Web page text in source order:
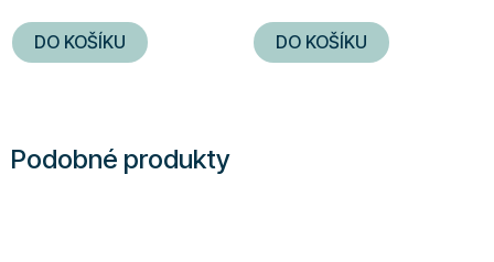
DO KOŠÍKU DO KOŠÍKU
Podobné produkty